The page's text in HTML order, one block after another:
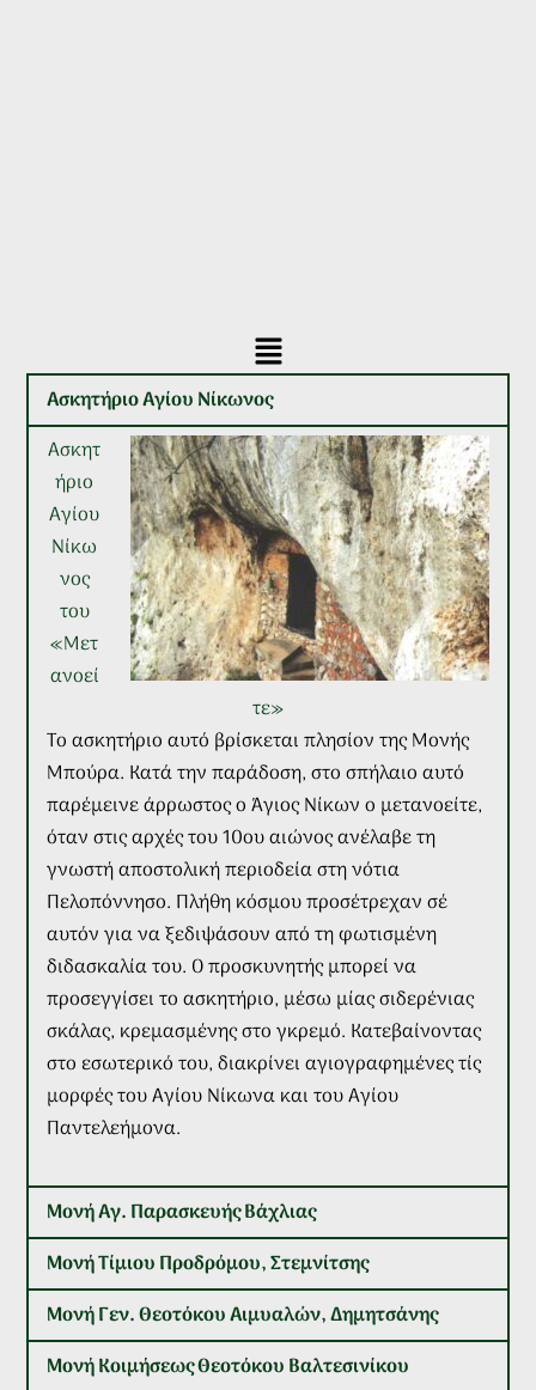
Main
Menu
Ασκητήριο Αγίου Νίκωνος
Ασκητ
ήριο
Αγίου
Νίκω
νος
του
«Μετ
ανοεί
τε»
Το ασκητήριο αυτό βρίσκεται πλησίον της Μονής
Μπούρα. Κατά την παράδοση, στο σπήλαιο αυτό
παρέμεινε άρρωστος ο Άγιος Νίκων ο μετανοείτε,
όταν στις αρχές του 10ου αιώνος ανέλαβε τη
γνωστή αποστολική περιοδεία στη νότια
Πελοπόννησο. Πλήθη κόσμου προσέτρεχαν σέ
αυτόν για να ξεδιψάσουν από τη φωτισμένη
διδασκαλία του. Ο προσκυνητής μπορεί να
προσεγγίσει το ασκητήριο, μέσω μίας σιδερένιας
σκάλας, κρεμασμένης στο γκρεμό. Κατεβαίνοντας
στο εσωτερικό του, διακρίνει αγιογραφημένες τίς
μορφές του Αγίου Νίκωνα και του Αγίου
Παντελεήμονα.
Μονή Αγ. Παρασκευής Βάχλιας
Μονή Τίμιου Προδρόμου, Στεμνίτσης
Μονή Γεν. Θεοτόκου Αιμυαλών, Δημητσάνης
Μονή Κοιμήσεως Θεοτόκου Βαλτεσινίκου